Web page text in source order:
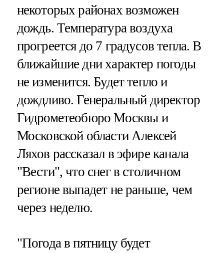
некоторых районах возможен
дождь. Температура воздуха
прогреется до 7 градусов тепла. В
ближайшие дни характер погоды
не изменится. Будет тепло и
дождливо. Генеральный директор
Гидрометеобюро Москвы и
Московской области Алексей
Ляхов рассказал в эфире канала
"Вести", что снег в столичном
регионе выпадет не раньше, чем
через неделю.
"Погода в пятницу будет